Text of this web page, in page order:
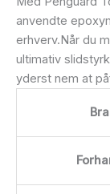
anvendte
erhverv.Når du
ultimativ
yderst nem at